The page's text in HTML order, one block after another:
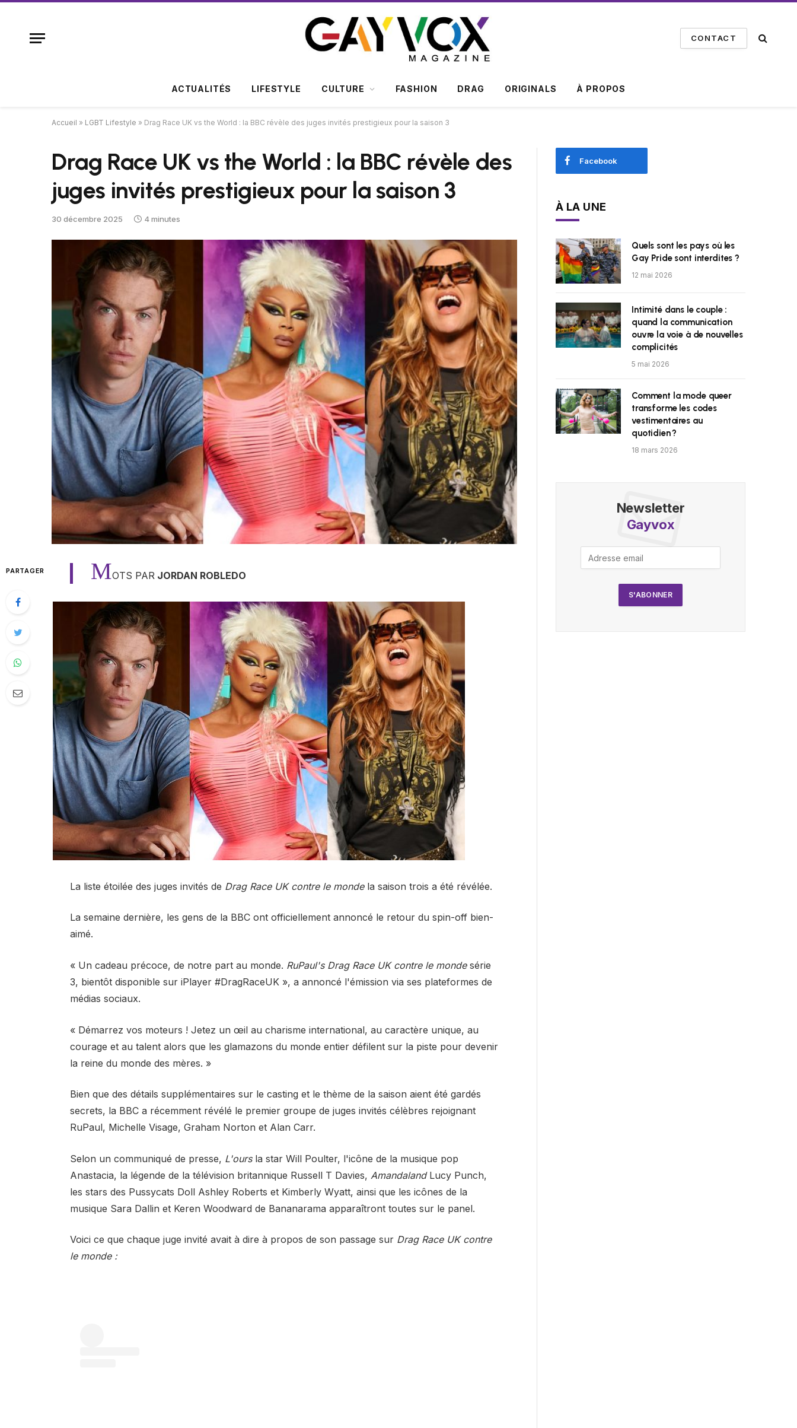
CONTACT
ACTUALITÉS LIFESTYLE CULTURE FASHION DRAG ORIGINALS À PROPOS
Accueil » LGBT Lifestyle » Drag Race UK vs the World : la BBC révèle des juges invités prestigieux pour la saison 3
Drag Race UK vs the World : la BBC révèle des
juges invités prestigieux pour la saison 3
30 décembre 2025 4 minutes
PARTAGER MOTS PARJORDAN ROBLEDO
La liste étoilée des juges invités de Drag Race UK contre le monde la saison trois a été révélée.
La semaine dernière, les gens de la BBC ont officiellement annoncé le retour du spin-off bien-
aimé.
« Un cadeau précoce, de notre part au monde.⁣ RuPaul's Drag Race UK contre le mondesérie
3, bientôt disponible sur iPlayer #DragRaceUK⁣ », a annoncé l'émission via ses plateformes de
médias sociaux.
« Démarrez vos moteurs ! Jetez un œil au charisme international, au caractère unique, au
courage et au talent alors que les glamazons du monde entier défilent sur la piste pour devenir
la reine du monde des mères. »
Bien que des détails supplémentaires sur le casting et le thème de la saison aient été gardés
secrets, la BBC a récemment révélé le premier groupe de juges invités célèbres rejoignant
RuPaul, Michelle Visage, Graham Norton et Alan Carr.
Selon un communiqué de presse, L'ours la star Will Poulter, l'icône de la musique pop
Anastacia, la légende de la télévision britannique Russell T Davies, Amandaland Lucy Punch,
les stars des Pussycats Doll Ashley Roberts et Kimberly Wyatt, ainsi que les icônes de la
musique Sara Dallin et Keren Woodward de Bananarama apparaîtront toutes sur le panel.
Voici ce que chaque juge invité avait à dire à propos de son passage sur Drag Race UK contre
le monde :
Facebook
À LA UNE
Quels sont les pays où les
Gay Pride sont interdites ?
12 mai 2026
Intimité dans le couple :
quand la communication
ouvre la voie à de nouvelles
complicités
5 mai 2026
Comment la mode queer
transforme les codes
vestimentaires au
quotidien ?
18 mars 2026
Newsletter
Gayvox